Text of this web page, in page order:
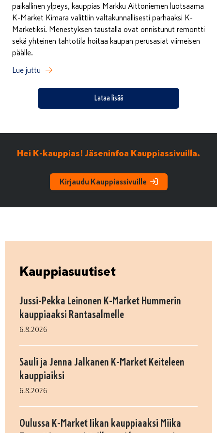
paikallinen ylpeys, kauppias Markku Aittoniemen luotsaama
K-Market Kimara valittiin valtakunnallisesti parhaaksi K-
Marketiksi. Menestyksen taustalla ovat onnistunut remontti
sekä yhteinen tahtotila hoitaa kaupan perusasiat viimeisen
päälle.
Lue juttu
Lataa lisää
Hei K-kauppias! Jäseninfoa Kauppiassivuilla.
Kirjaudu Kauppiassivuille
Kauppiasuutiset
Jussi-Pekka Leinonen K-Market Hummerin
kauppiaaksi Rantasalmelle
6.8.2026
Sauli ja Jenna Jalkanen K-Market Keiteleen
kauppiaiksi
6.8.2026
Oulussa K-Market Iikan kauppiaaksi Miika